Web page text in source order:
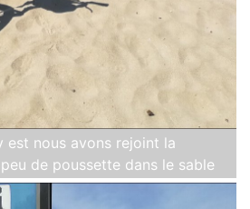
est nous avons rejoint la
de poussette dans le sable